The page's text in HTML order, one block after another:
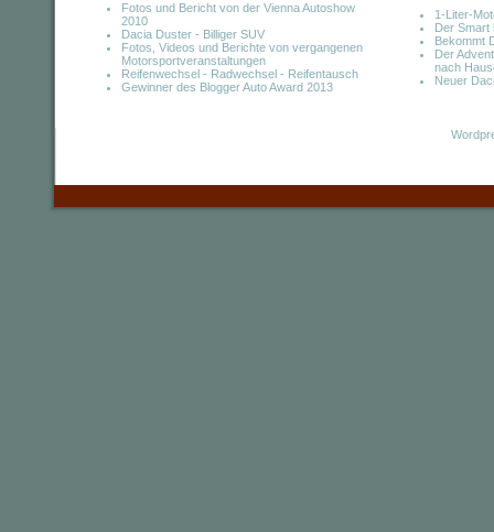
Fotos und Bericht von der Vienna Autoshow
2010
Dacia Duster - Billiger SUV
Fotos, Videos und Berichte von vergangenen
Motorsportveranstaltungen
Reifenwechsel - Radwechsel - Reifentausch
Gewinner des Blogger Auto Award 2013
1-Liter-
Der Smart
Bekommt
Der
nach
Neuer